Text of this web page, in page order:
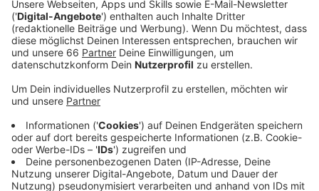
auch Ersatzbusse.
Veröffentlicht:Samstag, 11.05.2024 07:43
Die Kreuzung von Bilker Allee, Neusser- und
Gladbacher Straße ist während der Bauarbeiten
komplett gesperrt. Wir sollten den Bereich ab morgen
weiträumig umfahren. Die Bahnen der Linien 706, 707,